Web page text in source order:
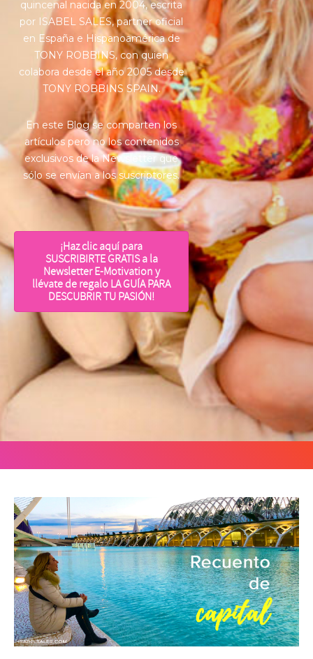
quincenal nacida en 2004, escrita
por ISABEL SALES, partner oficial
en España e Hispanoamérica de
TONY ROBBINS, con quien
colabora desde el año 2005 desde
TONY ROBBINS SPAIN.
En este Blog se comparten los
artículos pero no los contenidos
exclusivos de la Newsletter que
sólo se envían a los suscriptores.
¡Haz clic aquí para
SUSCRIBIRTE GRATIS a la
Newsletter E-Motivation y
llévate de regalo LA GUÍA PARA
DESCUBRIR TU PASIÓN!